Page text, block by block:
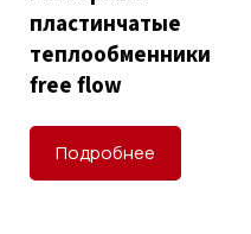
пластинчатые
теплообменники
free flow
Подробнее